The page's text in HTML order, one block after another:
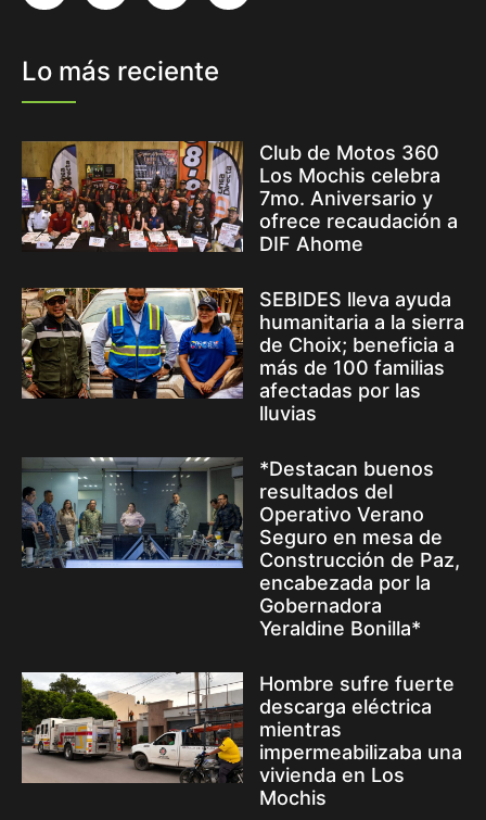
Lo más reciente
Club de Motos 360
Los Mochis celebra
7mo. Aniversario y
ofrece recaudación a
DIF Ahome
SEBIDES lleva ayuda
humanitaria a la sierra
de Choix; beneficia a
más de 100 familias
afectadas por las
lluvias
*Destacan buenos
resultados del
Operativo Verano
Seguro en mesa de
Construcción de Paz,
encabezada por la
Gobernadora
Yeraldine Bonilla*
Hombre sufre fuerte
descarga eléctrica
mientras
impermeabilizaba una
vivienda en Los
Mochis